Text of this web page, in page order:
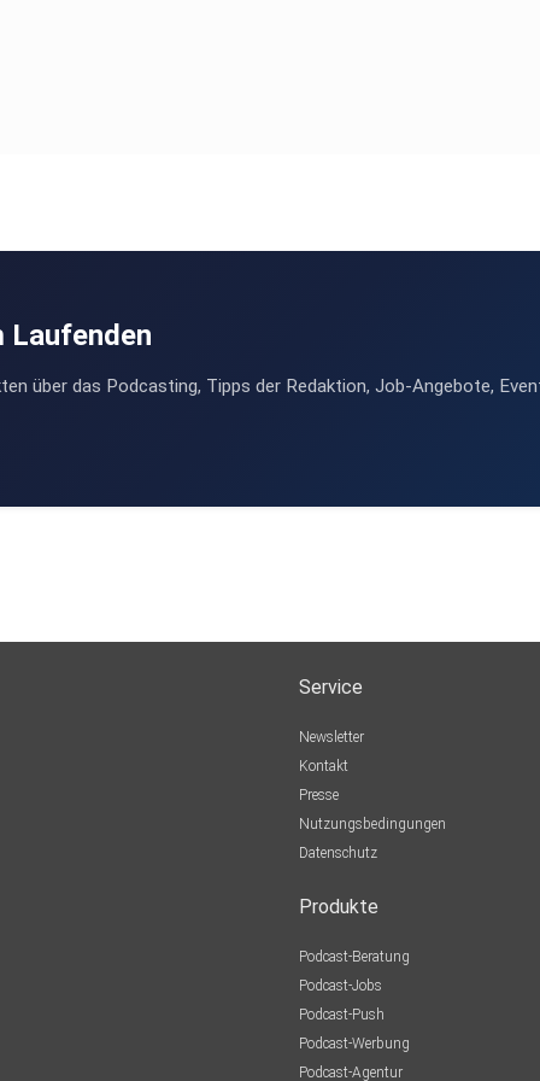
Laufenden
über das Podcasting, Tipps der Redaktion, Job-Angebote,
Service
Newsletter
Kontakt
Presse
Nutzungsbedingungen
Datenschutz
Produkte
Podcast-Beratung
Podcast-Jobs
Podcast-Push
Podcast-Werbung
Podcast-Agentur